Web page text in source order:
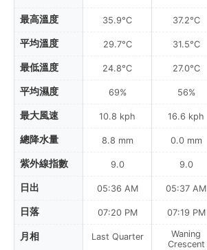
最高溫度
平均溫度
最低溫度
平均濕度
最大風速
總降水量
紫外線指數
日出
日落
月相
35.9°C
29.7°C
24.8°C
69%
10.8 kph
8.8 mm
9.0
05:36 AM
07:20 PM
Last Quarter
37.2°C
31.5°C
27.0°C
56%
16.6 kph
0.0 mm
9.0
05:37 AM
07:19 PM
Waning
Crescent